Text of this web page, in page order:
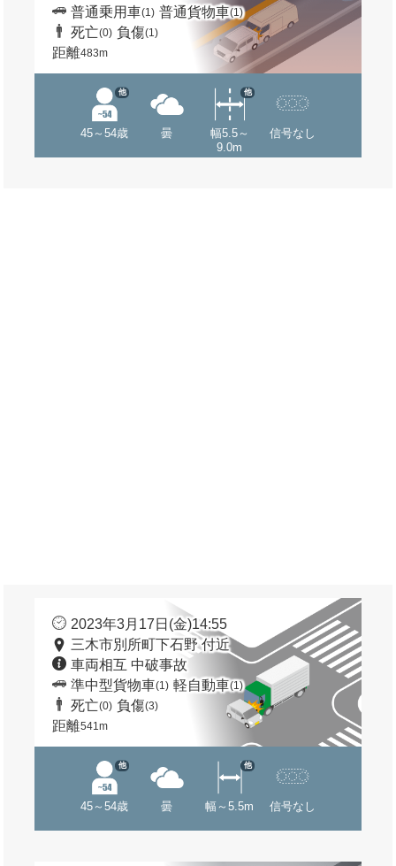
普通乗用車(1) 普通貨物車(1)
死亡(0) 負傷(1)
距離483m
45～54歳
他
曇
幅5.5～
9.0m
他
信号なし
2023年3月17日(金)14:55
三木市別所町下石野 付近
車両相互 中破事故
準中型貨物車(1) 軽自動車(1)
死亡(0) 負傷(3)
距離541m
45～54歳
他
曇 幅～5.5m
他
信号なし